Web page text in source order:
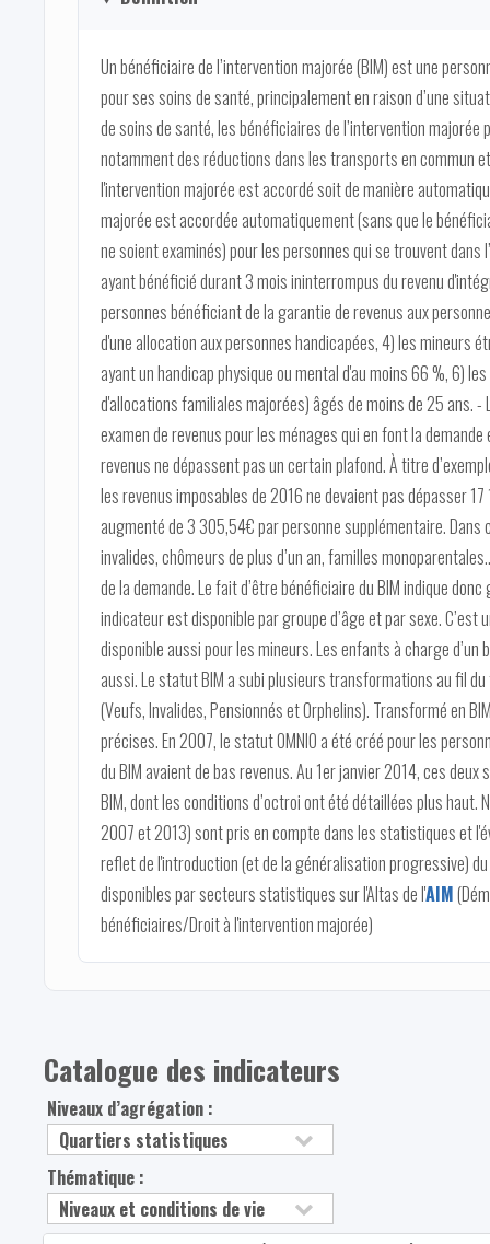
Un bénéficiaire de l’intervention majorée (BIM) est une
pour ses soins de santé, principalement en raison d’une
de soins de santé, les bénéficiaires de l’intervention
notamment des réductions dans les transports en commun
l'intervention majorée est accordé soit de manière
majorée est accordée automatiquement (sans que le
ne soient examinés) pour les personnes qui se trouvent
ayant bénéficié durant 3 mois ininterrompus du revenu
personnes bénéficiant de la garantie de revenus aux
d'une allocation aux personnes handicapées, 4) les mineurs
ayant un handicap physique ou mental d'au moins 66 %, 6)
d'allocations familiales majorées) âgés de moins de 25 ans.
examen de revenus pour les ménages qui en font la
revenus ne dépassent pas un certain plafond. À titre
les revenus imposables de 2016 ne devaient pas dépasser
augmenté de 3 305,54€ par personne supplémentaire.
invalides, chômeurs de plus d’un an, familles
de la demande. Le fait d’être bénéficiaire du BIM indique
indicateur est disponible par groupe d’âge et par sexe.
disponible aussi pour les mineurs. Les enfants à charge
aussi. Le statut BIM a subi plusieurs transformations au fil
(Veufs, Invalides, Pensionnés et Orphelins). Transformé en
précises. En 2007, le statut OMNIO a été créé pour les
du BIM avaient de bas revenus. Au 1er janvier 2014, ces
BIM, dont les conditions d’octroi ont été détaillées plus haut.
2007 et 2013) sont pris en compte dans les statistiques et
reflet de l'introduction (et de la généralisation progressive)
disponibles par secteurs statistiques sur l'Altas de l'AIM
bénéficiaires/Droit à l'intervention majorée)
Catalogue des indicateurs
Niveaux d’agrégation :
Thématique :